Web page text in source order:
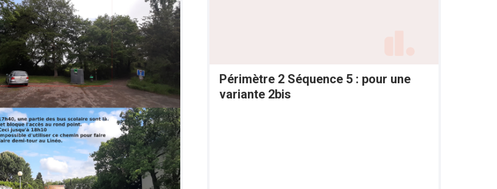
Périmètre 2 Séquence 5 : pour une
variante 2bis